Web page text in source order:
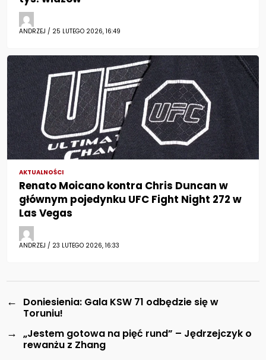
ANDRZEJ / 25 LUTEGO 2026, 16:49
AKTUALNOŚCI
Renato Moicano kontra Chris Duncan w
głównym pojedynku UFC Fight Night 272 w
Las Vegas
ANDRZEJ / 23 LUTEGO 2026, 16:33
←
Doniesienia: Gala KSW 71 odbędzie się w
Toruniu!
→ „Jestem gotowa na pięć rund” – Jędrzejczyk o
rewanżu z Zhang